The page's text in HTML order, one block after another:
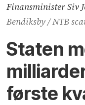
Finansminister Siv
Bendiksby / NTB
Staten
første